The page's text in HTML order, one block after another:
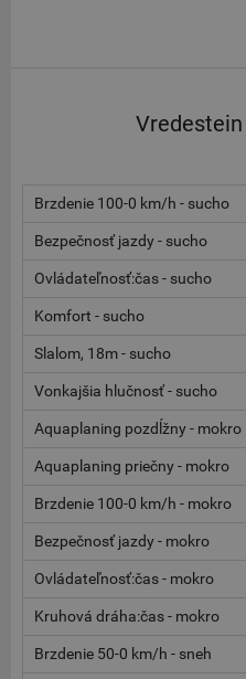
Brzdenie 100-0 km/h - sucho
Bezpečnosť jazdy - sucho
Ovládateľnosť:čas - sucho
Komfort - sucho
Slalom, 18m - sucho
Vonkajšia hlučnosť - sucho
Aquaplaning pozdĺžny - mokro
Aquaplaning priečny - mokro
Brzdenie 100-0 km/h - mokro
Bezpečnosť jazdy - mokro
Ovládateľnosť:čas - mokro
Kruhová dráha:čas - mokro
Brzdenie 50-0 km/h - sneh